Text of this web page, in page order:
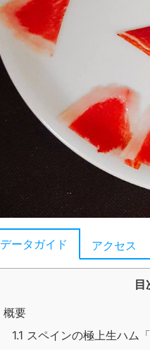
データガイド アクセス
目
概要
1.1 スペインの極上生ハム